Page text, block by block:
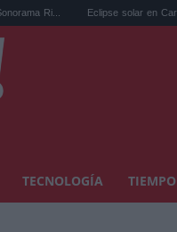
Eclipse solar en Cariñena del 12
TECNOLOGÍA TIEMPO